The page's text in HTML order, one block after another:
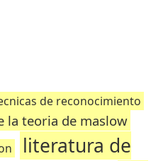
de reconocimiento
la teoria de maslow
literatura de